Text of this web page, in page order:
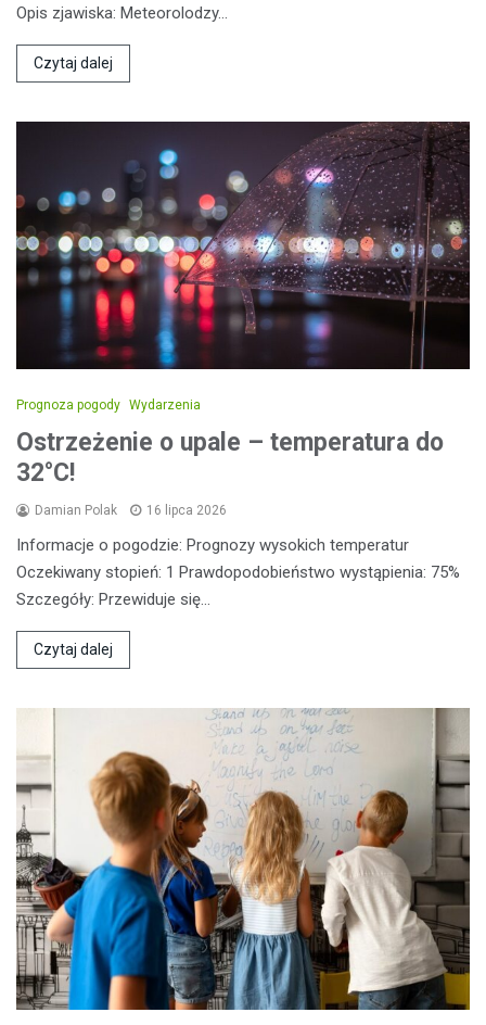
Opis zjawiska: Meteorolodzy…
Czytaj dalej
Prognoza pogody Wydarzenia
Ostrzeżenie o upale – temperatura do
32°C!
Damian Polak 16 lipca 2026
Informacje o pogodzie: Prognozy wysokich temperatur
Oczekiwany stopień: 1 Prawdopodobieństwo wystąpienia: 75%
Szczegóły: Przewiduje się…
Czytaj dalej